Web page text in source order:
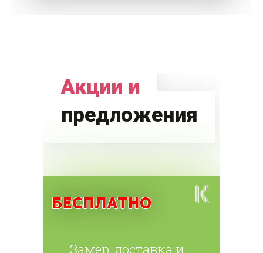
Акции и
предложения
Замер, доставка и